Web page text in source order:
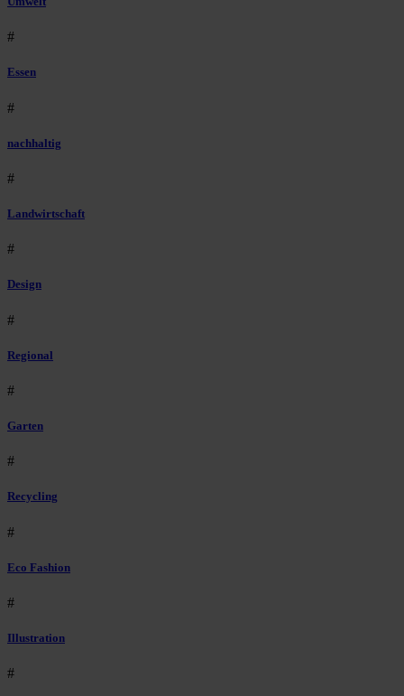
#
Essen
#
nachhaltig
#
Landwirtschaft
#
Design
#
Regional
#
Garten
#
Recycling
#
Eco Fashion
#
Illustration
#